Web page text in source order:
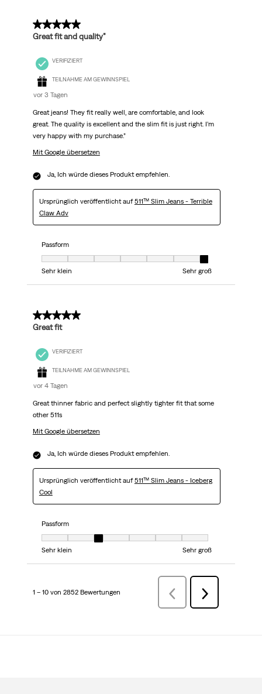
5 von 5 Sternen.
Great fit and quality”
VERIFIZIERT
TEILNAHME AM GEWINNSPIEL
vor 3 Tagen
Great jeans! They fit really well, are comfortable, and look
great. The quality is excellent and the slim fit is just right. I’m
very happy with my purchase.”
Mit Google übersetzen
Ja, Ich würde dieses Produkt empfehlen.
Ursprünglich veröffentlicht auf511™ Slim Jeans - Terrible
Claw Adv
Passform
Passform, 7 von 7, wobei 1 gleich Sehr klein ist und 7 gleich Sehr groß
Sehr klein
Sehr groß
5 von 5 Sternen.
Great fit
VERIFIZIERT
TEILNAHME AM GEWINNSPIEL
vor 4 Tagen
Great thinner fabric and perfect slightly tighter fit that some
other 511s
Mit Google übersetzen
Ja, Ich würde dieses Produkt empfehlen.
Ursprünglich veröffentlicht auf511™ Slim Jeans - Iceberg
Cool
Passform
Passform, 3 von 7, wobei 1 gleich Sehr klein ist und 7 gleich Sehr groß
Sehr klein
Sehr groß
1 – 10 von 2852 Bewertungen ZurückBewertungen
Weiter
Bewertungen